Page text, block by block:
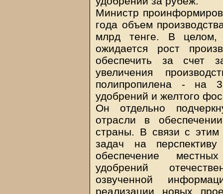
Министр
года объем
млрд тенге. В
ожидается рост
обеспечить за счет
увеличения
полипропилена - на
удобрений и желтого
Он отдельно
отрасли в
страны. В связи с этим
задач на
обеспечение
удобрений
озвученной
реализации новых